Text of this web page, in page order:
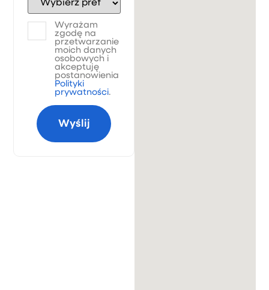
Wyrażam
zgodę na
przetwarzanie
moich danych
osobowych i
akceptuję
postanowienia
Polityki
prywatności.